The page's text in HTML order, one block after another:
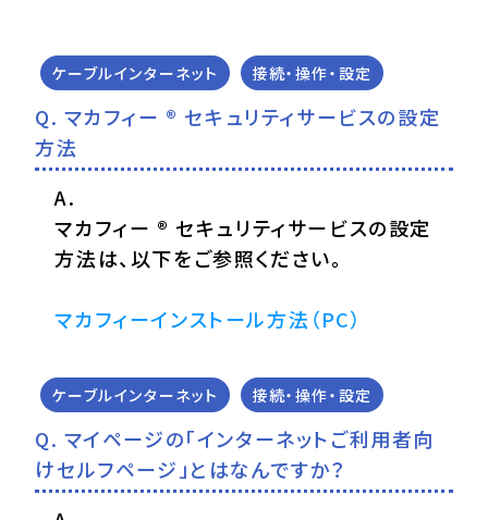
ケーブルインターネット 接続・操作・設定
マカフィー ® セキュリティサービスの設定
方法
マカフィー ® セキュリティサービスの設定
方法は、以下をご参照ください。
マカフィーインストール方法（PC）
ケーブルインターネット 接続・操作・設定
マイページの「インターネットご利用者向
けセルフページ」とはなんですか？